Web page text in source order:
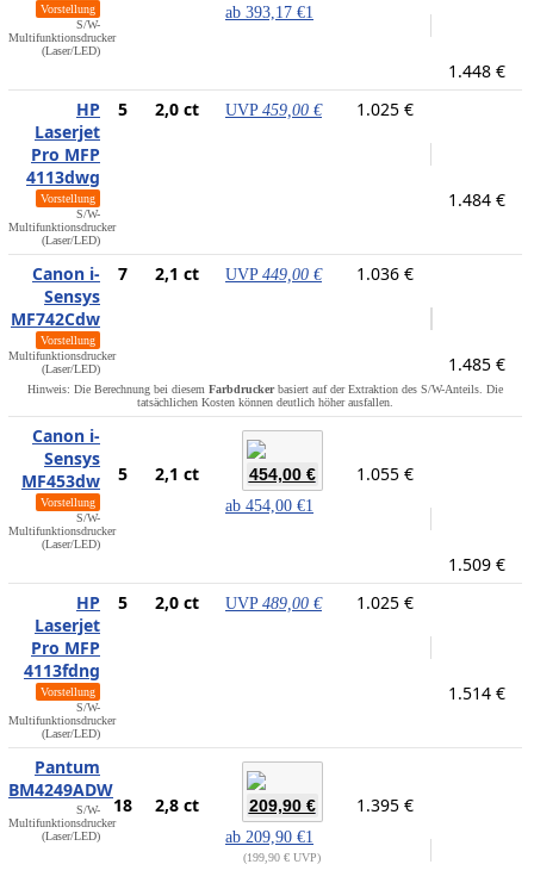
Vorstellung
S/W-
Multifunktionsdrucker
(Laser/LED)
ab 393,17 €1
1.448 €
HP
Laserjet
Pro MFP
4113dwg
Vorstellung
S/W-
Multifunktionsdrucker
(Laser/LED)
5 2,0 ct UVP 459,00 € 1.025 €
1.484 €
Canon i-
Sensys
MF742Cdw
Vorstellung
Multifunktionsdrucker
(Laser/LED)
7 2,1 ct UVP 449,00 € 1.036 €
1.485 €
Hinweis: Die Berechnung bei diesem Farbdruckerbasiert auf der Extraktion des S/W-Anteils. Die
tatsächlichen Kosten können deutlich höher ausfallen.
Canon i-
Sensys
MF453dw
Vorstellung
S/W-
Multifunktionsdrucker
(Laser/LED)
5 2,1 ct 454,00 €
ab 454,00 €1
1.055 €
1.509 €
HP
Laserjet
Pro MFP
4113fdng
Vorstellung
S/W-
Multifunktionsdrucker
(Laser/LED)
5 2,0 ct UVP 489,00 € 1.025 €
1.514 €
Pantum
BM4249ADW
S/W-
Multifunktionsdrucker
(Laser/LED)
18 2,8 ct 209,90 €
ab 209,90 €1
199,90 € UVP
1.395 €